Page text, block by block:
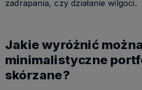
zadrapania, czy działanie wilgoci.
Jakie wyróżnić można
minimalistyczne
skórzane?